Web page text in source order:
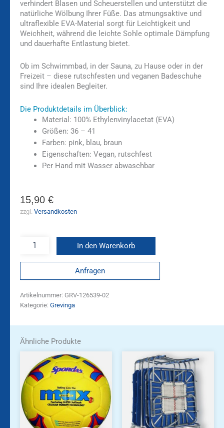
verhindert Blasen und Scheuerstellen und unterstützt die
natürliche Wölbung Ihrer Füße. Das atmungsaktive und
ultraflexible EVA-Material sorgt für Leichtigkeit und
Weichheit, während die leichte Sohle optimale Dämpfung
und dauerhafte Entlastung bietet.
Ob im Schwimmbad, in der Sauna, zu Hause oder in der
Freizeit – diese rutschfesten und veganen Badeschuhe
sind Ihre idealen Begleiter.
Die Produktdetails im Überblick:
Material: 100% Ethylenvinylacetat (EVA)
Größen: 36 – 41
Farben: pink, blau, braun
Eigenschaften: Vegan, rutschfest
Per Hand mit Wasser abwaschbar
15,90 €
zzgl. Versandkosten
In den Warenkorb
Anfragen
Artikelnummer: GRV-126539-02
Kategorie: Grevinga
Ähnliche Produkte